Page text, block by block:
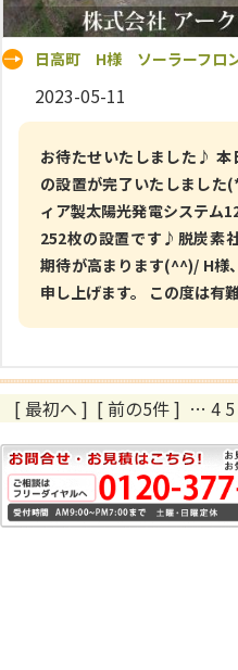
日高町 H様 ソーラーフロ
2023-05-11
お待たせいたしました♪ 本
の設置が完了いたしました
ィア製太陽光発電システム
252枚の設置です♪脱炭素
期待が高まります(^^)/ H様
申し上げます。 この度は有
[ 最初へ ] [ 前の5件 ] … 4 5